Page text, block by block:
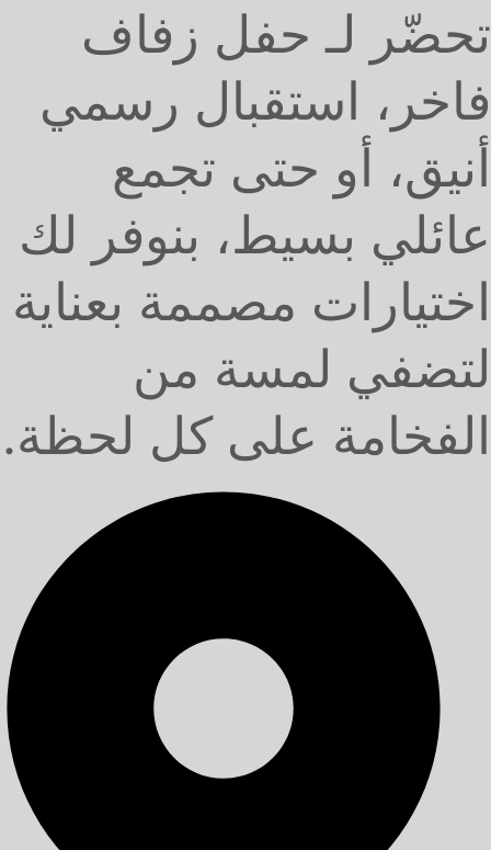
تحضّر لـ حفل زفاف
فاخر، استقبال رسمي
أنيق، أو حتى تجمع
عائلي بسيط، بنوفر لك
اختيارات مصممة بعناية
لتضفي لمسة من
الفخامة على كل لحظة.